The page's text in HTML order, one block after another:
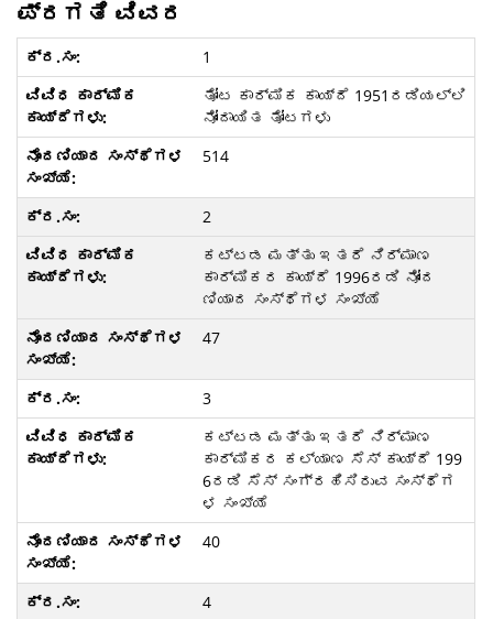
ಪ್ರಗತಿ ವಿವರ
1
ತೋಟ ಕಾರ್ಮಿಕ ಕಾಯ್ದೆ 1951ರಡಿಯಲ್ಲಿ
ನೋಂದಾಯಿತ ತೋಟಗಳು
514
2
ಕಟ್ಟಡ ಮತ್ತು ಇತರೆ ನಿರ್ಮಾಣ
ಕಾರ್ಮಿಕರ ಕಾಯ್ದೆ 1996ರಡಿ ನೋಂದ
ಣಿಯಾದ ಸಂಸ್ಥೆಗಳ ಸಂಖ್ಯೆ
47
3
ಕಟ್ಟಡ ಮತ್ತು ಇತರೆ ನಿರ್ಮಾಣ
ಕಾರ್ಮಿಕರ ಕಲ್ಯಾಣ ಸೆಸ್ ಕಾಯ್ದೆ 199
6ರಡಿ ಸೆಸ್ ಸಂಗ್ರಹಿಸಿರುವ ಸಂಸ್ಥೆಗ
ಳ ಸಂಖ್ಯೆ
40
4